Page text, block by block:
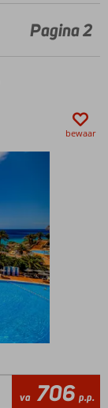
Pagina 2
bewaar
va 706 p.p.